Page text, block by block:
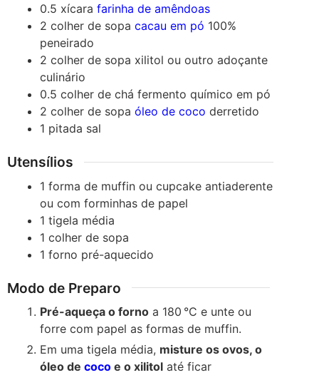
0.5 xícara farinha de amêndoas
2 colher de sopa cacau em pó 100%
peneirado
2 colher de sopa xilitol ou outro adoçante
culinário
0.5 colher de chá fermento químico em pó
2 colher de sopa óleo de coco derretido
1 pitada sal
Utensílios
1 forma de muffin ou cupcakeantiaderente
ou com forminhas de papel
1 tigela média
1 colher de sopa
1 forno pré-aquecido
Modo de Preparo
Pré-aqueça o forno a 180 °C e unte ou
forre com papel as formas de muffin.
Em uma tigela média, misture os ovos, o
óleo decoco e o xilitol até ficar